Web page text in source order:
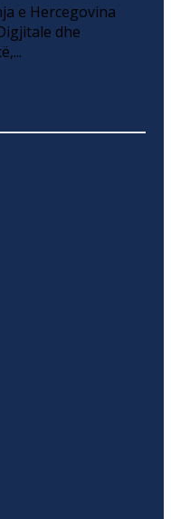
e Hercegovina
dhe